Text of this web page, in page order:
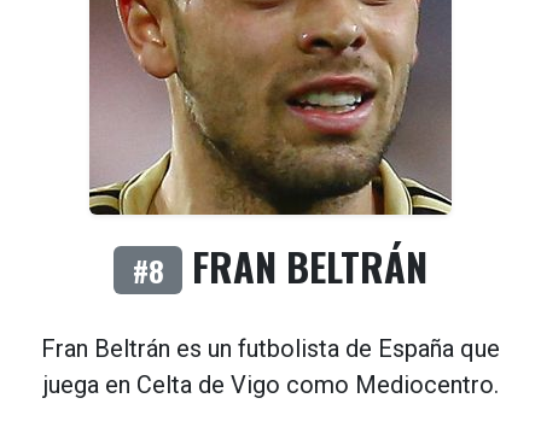
#8 FRAN BELTRÁN
Fran Beltrán es un futbolista de España que
juega en Celta de Vigo como Mediocentro.